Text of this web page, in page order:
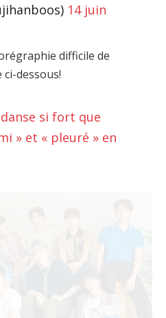
14 juin
difficile de
ci-dessous!
si fort que
» et « pleuré » en